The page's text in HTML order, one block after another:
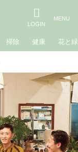
掃除 健康 花と緑